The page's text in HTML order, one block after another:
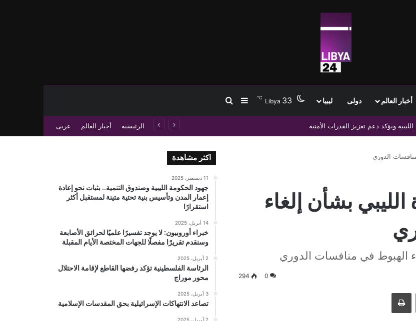
أخبار العالم دولى ليبيا Libya 33
℃ إضافة عمود جانبي
بحث عن
التجارة والتنمية الرئيسية أخبار العالم عربى
الدوري
بشأن إلغاء
الهبوط في منافسات الدوري
0
294
‫Pocket طباعة
اكثر مشاهدة
11 ديسمبر، 2025
جهود الحكومة الليبية وصندوق التنمية.. بثبات نحو إعادة
إعمار المدن وتأسيس بنية تحتية متينة لمستقبل أكثر
استقرارًا
14 أبريل، 2025
خبراء أوروبيون: لا يوجد تفسيرًا علميًا لحرائق الأصابعة
وسنقدم تقريرًا مفصلًا للجهات المختصة الأيام المقبلة
2 أبريل، 2025
الرئاسة الفلسطينية تؤكد رفضها القاطع لإقامة الاحتلال
محور موراج
3 أبريل، 2025
تصاعد الانتهاكات الإسرائيلية بحق المقدسات الإسلامية
2 أبريل، 2025